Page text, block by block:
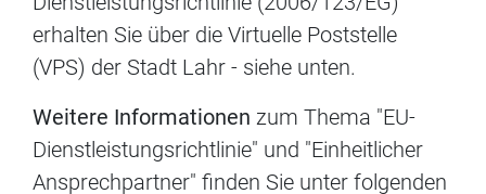
erhalten Sie über die Virtuelle Poststelle
(VPS) der Stadt Lahr - siehe unten.
Weitere Informationen zum Thema "EU-
Dienstleistungsrichtlinie" und "Einheitlicher
Ansprechpartner" finden Sie unter folgenden